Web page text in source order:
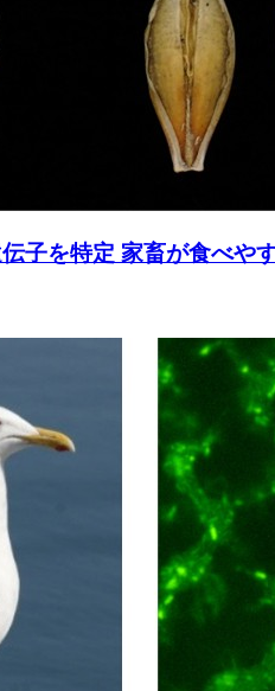
子を特定 家畜が食べや